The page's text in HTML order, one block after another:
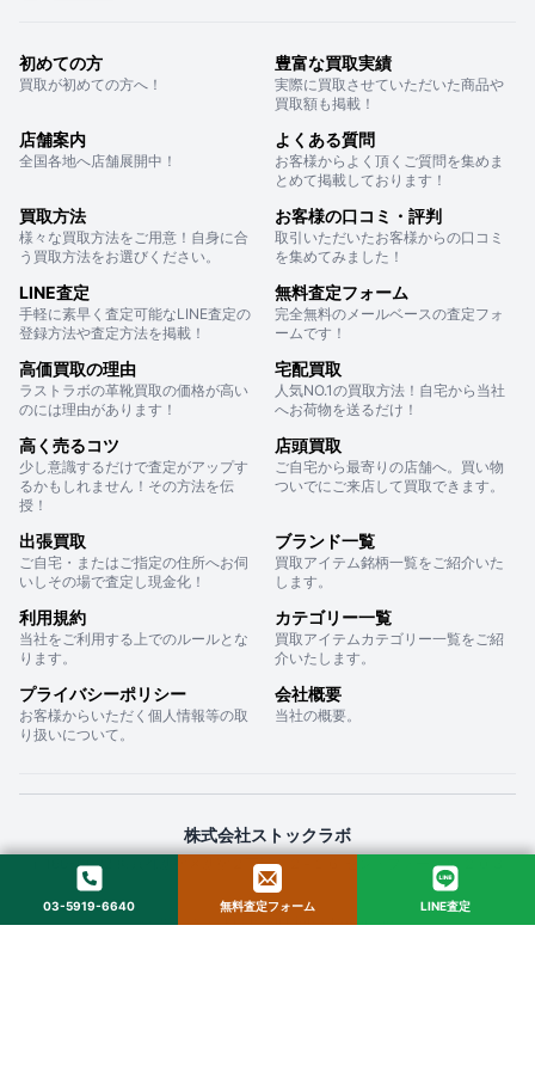
初めての方
買取が初めての方へ！
豊富な買取実績
実際に買取させていただいた商品や
買取額も掲載！
店舗案内
全国各地へ店舗展開中！
よくある質問
お客様からよく頂くご質問を集めま
とめて掲載しております！
買取方法
様々な買取方法をご用意！自身に合
う買取方法をお選びください。
お客様の口コミ・評判
取引いただいたお客様からの口コミ
を集めてみました！
LINE査定
手軽に素早く査定可能なLINE査定の
登録方法や査定方法を掲載！
無料査定フォーム
完全無料のメールベースの査定フォ
ームです！
高価買取の理由
ラストラボの革靴買取の価格が高い
のには理由があります！
宅配買取
人気NO.1の買取方法！自宅から当社
へお荷物を送るだけ！
高く売るコツ
少し意識するだけで査定がアップす
るかもしれません！その方法を伝
授！
店頭買取
ご自宅から最寄りの店舗へ。買い物
ついでにご来店して買取できます。
出張買取
ご自宅・またはご指定の住所へお伺
いしその場で査定し現金化！
ブランド一覧
買取アイテム銘柄一覧をご紹介いた
します。
利用規約
当社をご利用する上でのルールとな
ります。
カテゴリー一覧
買取アイテムカテゴリー一覧をご紹
介いたします。
プライバシーポリシー
お客様からいただく個人情報等の取
り扱いについて。
会社概要
当社の概要。
株式会社ストックラボ
〒160-0022 東京都新宿区新宿２丁目１２−１６ セントフォービル ２０３
© 2025 StockLab. All Rights Reserved.
03-5919-6640 無料査定フォーム LINE査定